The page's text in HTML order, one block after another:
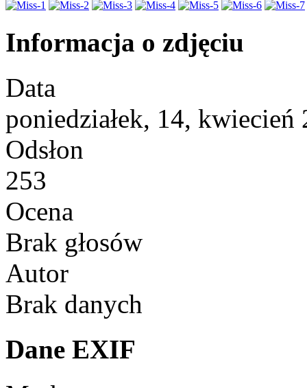
Informacja o zdjęciu
Data
poniedziałek, 14, kwiecień
Odsłon
253
Ocena
Brak głosów
Autor
Brak danych
Dane EXIF